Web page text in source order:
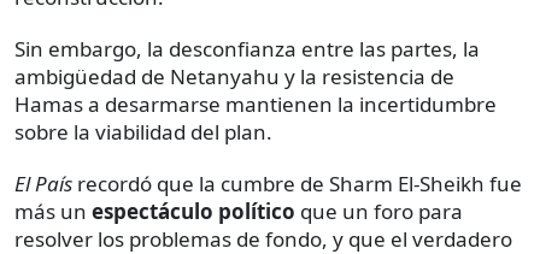
Sin embargo, la desconfianza entre las partes, la
ambigüedad de Netanyahu y la resistencia de
Hamas a desarmarse mantienen la incertidumbre
sobre la viabilidad del plan.
El País recordó que la cumbre de Sharm El-Sheikh fue
más un espectáculo político que un foro para
resolver los problemas de fondo, y que el verdadero